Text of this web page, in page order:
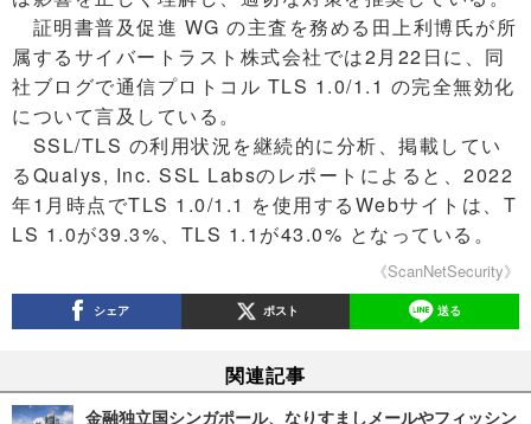
証明書普及促進 WG の主査を務める田上利博氏が所
属するサイバートラスト株式会社では2月22日に、同
社ブログで通信プロトコル TLS 1.0/1.1 の完全無効化
について言及している。
SSL/TLS の利用状況を継続的に分析、掲載してい
るQualys, Inc. SSL Labsのレポートによると、2022
年1月時点でTLS 1.0/1.1 を使用するWebサイトは、T
LS 1.0が39.3%、TLS 1.1が43.0% となっている。
《ScanNetSecurity》
シェア ポスト 送る
関連記事
金融独立国シンガポール、なりすましメールやフィッシン